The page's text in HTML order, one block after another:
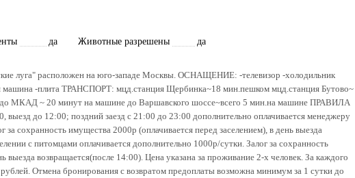
да Животные разрешены да
луга" расположен на юго-западе Москвы. ОСНАЩЕНИЕ: -телевизор -холодильник
машина -плита ТРАНСПОРТ: мцд.станция Щербинка~18 мин.пешком мцд.станция Бутово~
МКАД ~ 20 минут на машине до Варшавского шоссе~всего 5 мин.на машине ПРАВИЛА
до 12:00; поздний заезд с 21:00 до 23:00 дополнительно оплачивается менеджеру
сохранность имущества 2000р (оплачивается перед заселением), в день выезда
с питомцами оплачивается дополнительно 1000р/сутки. Залог за сохранность
выезда возвращается(после 14:00). Цена указана за проживание 2-х человек. За каждого
Отмена бронирования с возвратом предоплаты возможна минимум за 1 сутки до